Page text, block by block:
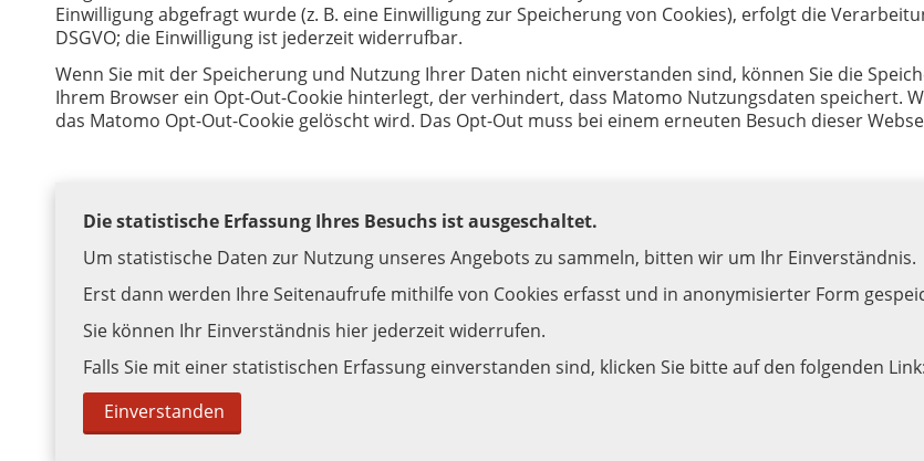
Einwilligung abgefragt wurde (z. B. eine Einwilligung zur Speicherung von Cookies), erfolgt die
DSGVO; die Einwilligung ist jederzeit widerrufbar.
Wenn Sie mit der Speicherung und Nutzung Ihrer Daten nicht einverstanden sind, können Sie die
Ihrem Browser ein Opt-Out-Cookie hinterlegt, der verhindert, dass Matomo Nutzungsdaten speichert.
das Matomo Opt-Out-Cookie gelöscht wird. Das Opt-Out muss bei einem erneuten Besuch dieser
Die statistische Erfassung Ihres Besuchs ist ausgeschaltet.
Um statistische Daten zur Nutzung unseres Angebots zu sammeln, bitten wir um Ihr Einverständnis.
Erst dann werden Ihre Seitenaufrufe mithilfe von Cookies erfasst und in anonymisierter Form
Sie können Ihr Einverständnis hier jederzeit widerrufen.
Falls Sie mit einer statistischen Erfassung einverstanden sind, klicken Sie bitte auf den folgenden Link:
Einverstanden